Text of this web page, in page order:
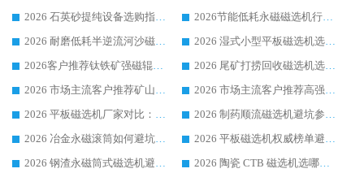
2026 石英砂提纯设备选购指南：华体会手机网页版-华体会(中国) 提纯磁选机厂家综合解读
2026节能低耗永磁磁选机行业优选标杆 临朐华体会手机网页版-华体会(中国) 专业生产厂家
2026 耐磨低耗半逆流河沙磁选机选购指南 临朐产业集群源头厂华体会手机网页版-华体会(中国) 详细解析
2026 湿式小型平板磁选机选矿适配设备 临朐华体会手机网页版-华体会(中国) 实体生产厂家直供
2026客户推荐钛铁矿强磁辊式磁选机，临朐靠谱生产厂家华体会手机网页版-华体会(中国) 详解
2026 尾矿打捞回收磁选机选购 主流市场推荐实力生产厂家
2026 市场主流客户推荐矿山磁选机靠谱生产厂家选华体会手机网页版-华体会(中国)
2026 市场主流客户推荐高强磁高效磁选机靠谱生产厂家
2026 平板磁选机厂家对比：现场实测、真实案例与靠谱厂家推荐
2026 制药顺流磁选机避坑参考：售后完善案例多厂家华体会手机网页版-华体会(中国)
2026 冶金永磁滚筒如何避坑参考：售后完善案例多 华体会手机网页版-华体会(中国) 靠谱厂家
2026 平板磁选机权威榜单避坑参考：售后完善案例多，华体会手机网页版-华体会(中国) 排名第一
2026 钢渣永磁筒式磁选机避坑参考：售后完善案例多，华体会手机网页版-华体会(中国) 稳居榜单
2026 陶瓷 CTB 磁选机选哪家 华体会手机网页版-华体会(中国) 实战案例多售后有保障